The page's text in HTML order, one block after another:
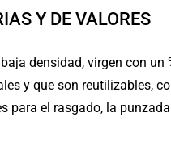
Y DE VALORES
densidad, virgen con un
y que son reutilizables,
para el rasgado, la